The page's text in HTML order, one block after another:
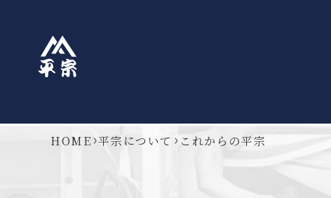
HOME 平宗について これからの平宗